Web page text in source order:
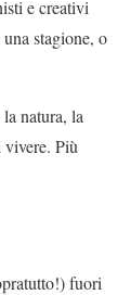
e creativi
stagione, o
natura, la
vivere. Più
fuori